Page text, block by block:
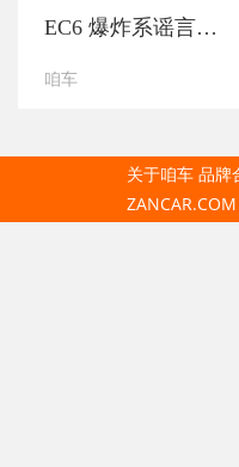
EC6 爆炸系谣言…
咱车
关于咱车 品牌
ZANCAR.COM